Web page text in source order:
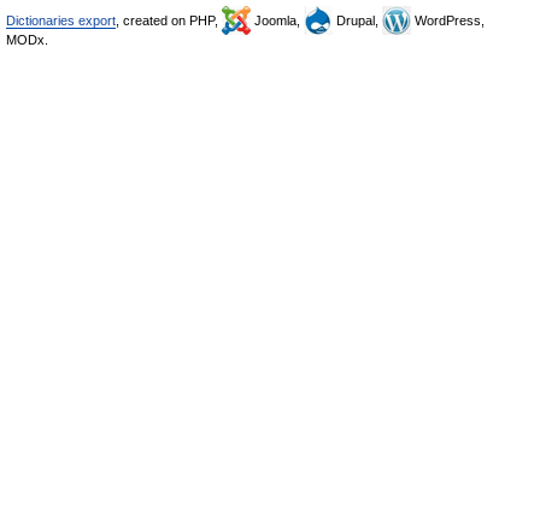
Dictionaries export , created on PHP, Joomla, Drupal,
WordPress,
MODx.